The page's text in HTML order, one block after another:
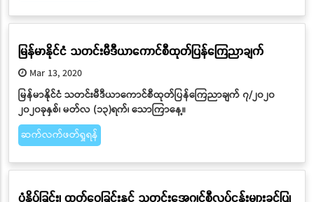
မြန်မာနိုင်ငံ သတင်းမီဒီယာကောင်စီထုတ်ပြန်ကြေညာချက်
Mar 13, 2020
မြန်မာနိုင်ငံ သတင်းမီဒီယာကောင်စီထုတ်ပြန်ကြေညာချက် ၇/၂၀၂၀
၂၀၂၀ခုနှစ်၊ မတ်လ (၁၃)ရက်၊ သောကြာနေ့။
ဆက်လက်ဖတ်ရှုရန်
ပုံနှိပ်ခြင်း၊ ထုတ်ဝေခြင်းနှင့် သတင်းအေဂျင်စီလုပ်ငန်းများခွင့်ပြု